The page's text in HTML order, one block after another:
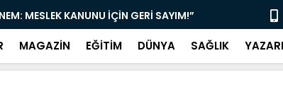
MESLEK KANUNU İÇİN GERİ SAYIM!”
MAGAZİN EĞİTİM DÜNYA SAĞLIK